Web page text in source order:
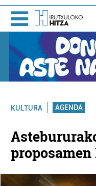
KULTURA AGENDA